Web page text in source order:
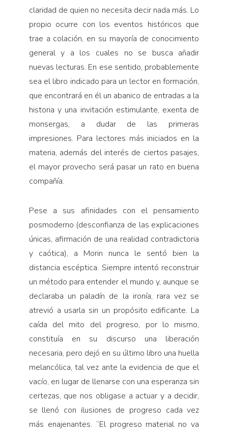
claridad de quien no necesita decir nada más. Lo
propio ocurre con los eventos históricos que
trae a colación, en su mayoría de conocimiento
general y a los cuales no se busca añadir
nuevas lecturas. En ese sentido, probablemente
sea el libro indicado para un lector en formación,
que encontrará en él un abanico de entradas a la
historia y una invitación estimulante, exenta de
monsergas, a dudar de las primeras
impresiones. Para lectores más iniciados en la
materia, además del interés de ciertos pasajes,
el mayor provecho será pasar un rato en buena
compañía.
Pese a sus afinidades con el pensamiento
posmoderno (desconfianza de las explicaciones
únicas, afirmación de una realidad contradictoria
y caótica), a Morin nunca le sentó bien la
distancia escéptica. Siempre intentó reconstruir
un método para entender el mundo y, aunque se
declaraba un paladín de la ironía, rara vez se
atrevió a usarla sin un propósito edificante. La
caída del mito del progreso, por lo mismo,
constituía en su discurso una liberación
necesaria, pero dejó en su último libro una huella
melancólica, tal vez ante la evidencia de que el
vacío, en lugar de llenarse con una esperanza sin
certezas, que nos obligase a actuar y a decidir,
se llenó con ilusiones de progreso cada vez
más enajenantes. “El progreso material no va